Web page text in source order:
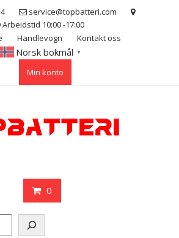
service@topbatteri.com
Arbeidstid 10:00 -17:00
Handlevogn Kontakt oss
Norsk bokmål ▼
Min konto
0